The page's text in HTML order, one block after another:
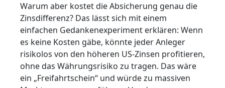
Warum aber kostet die Absicherung genau die
Zinsdifferenz? Das lässt sich mit einem
einfachen Gedankenexperiment erklären: Wenn
es keine Kosten gäbe, könnte jeder Anleger
risikolos von den höheren US-Zinsen profitieren,
ohne das Währungsrisiko zu tragen. Das wäre
ein „Freifahrtschein“ und würde zu massiven